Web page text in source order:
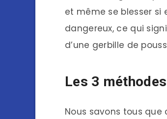
et même se blesser si
dangereux, ce qui
d’une gerbille de
Les 3
Nous savons tous